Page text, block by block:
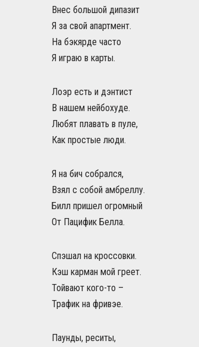
Внес большой дипазит
Я за свой апартмент.
На бэкярде часто
Я играю в карты.
Лоэр есть и дэнтист
В нашем нейбохуде.
Любят плавать в пуле,
Как простые люди.
Я на бич собрался,
Взял с собой амбреллу.
Билл пришел огромный
От Пацифик Белла.
Спэшал на кроссовки.
Кэш карман мой греет.
Тойвают кого-то –
Трафик на фривэе.
Паунды, реситы,